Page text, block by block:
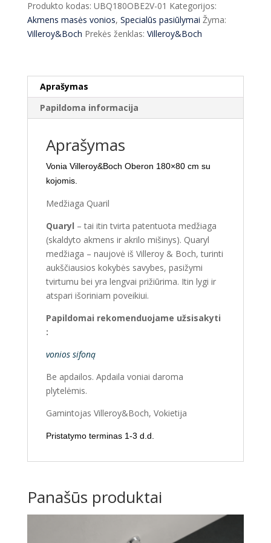
180x80
cm
Produkto kodas: UBQ180OBE2V-01 Kategorijos:
Akmens masės vonios, Specialūs pasiūlymai Žyma:
Villeroy&Boch Prekės ženklas: Villeroy&Boch
Aprašymas
Papildoma informacija
Aprašymas
Vonia Villeroy&Boch Oberon 180×80 cm su
kojomis.
Medžiaga Quaril
Quaryl – tai itin tvirta patentuota medžiaga
(skaldyto akmens ir akrilo mišinys). Quaryl
medžiaga – naujovė iš Villeroy & Boch, turinti
aukščiausios kokybės savybes, pasižymi
tvirtumu bei yra lengvai prižiūrima. Itin lygi ir
atspari išoriniam poveikiui.
Papildomai rekomenduojame užsisakyti
:
vonios sifoną
Be apdailos. Apdaila voniai daroma
plytelėmis.
Gamintojas Villeroy&Boch, Vokietija
Pristatymo terminas 1-3 d.d.
Panašūs produktai